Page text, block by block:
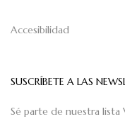
Accesibilidad
SUSCRÍBETE A LAS
Sé parte de nuestra lista